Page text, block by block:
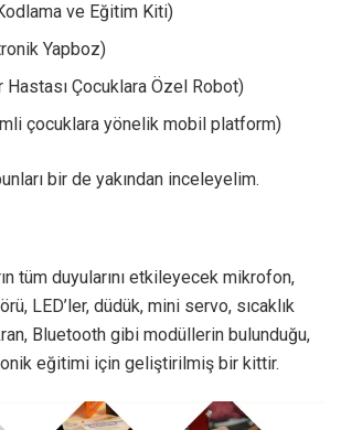
ve Eğitim Kiti)
Yapboz)
Hastası Çocuklara Özel Robot)
çocuklara yönelik mobil platform)
bir de yakından inceleyelim.
tüm duyularını etkileyecek mikrofon,
LED’ler, düdük, mini servo, sıcaklık
Bluetooth gibi modüllerin bulunduğu,
eğitimi için geliştirilmiş bir kittir.